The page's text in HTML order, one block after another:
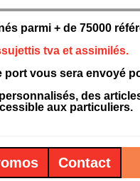
parmi + de 75000
tva et assimilés.
port vous sera envoyé
des
aux particuliers.
Contact